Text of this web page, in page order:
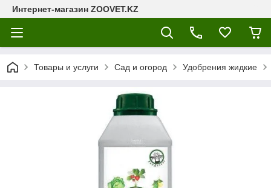
Интернет-магазин ZOOVET.KZ
Товары и услуги Сад и огород Удобрения жидкие